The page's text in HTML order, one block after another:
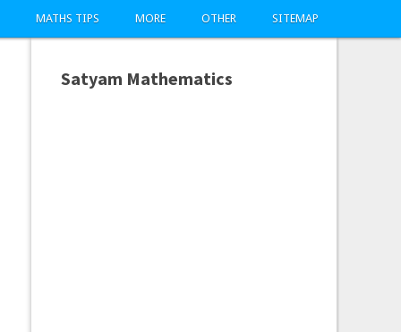
MATHS TIPS MORE OTHER SITEMAP
Satyam Mathematics